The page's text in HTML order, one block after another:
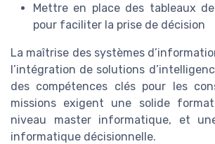
Mettre en place des tableaux
pour faciliter la prise de décision
La maîtrise des systèmes
l’intégration de solutions
des compétences clés pour les
missions exigent une solide
niveau master informatique, et
informatique décisionnelle.